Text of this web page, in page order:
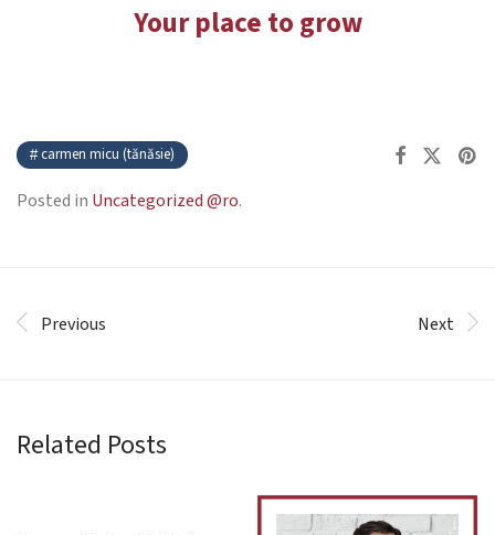
Your place to grow
carmen micu (tănăsie)
Posted in Uncategorized @ro.
Previous Next
Related Posts